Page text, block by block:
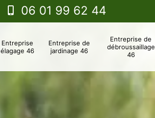
06 01 99 62 44
Entreprise
élagage 46
Entreprise de
jardinage 46
Entreprise de
débroussaillage
46